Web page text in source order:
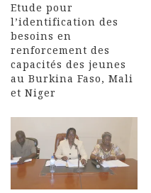
Etude pour
l’identification des
besoins en
renforcement des
capacités des jeunes
au Burkina Faso, Mali
et Niger